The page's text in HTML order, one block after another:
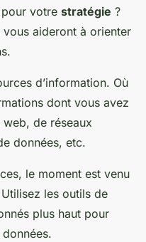
votre stratégie ?
aideront à orienter
d’information. Où
dont vous avez
web, de réseaux
données, etc.
le moment est venu
les outils de
plus haut pour